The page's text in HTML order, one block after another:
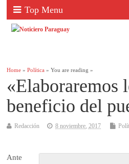
Top Menu
Home »Política » You are reading »
«Elaboraremos
beneficio del
Redacción 8 noviembre, 2017
Ante